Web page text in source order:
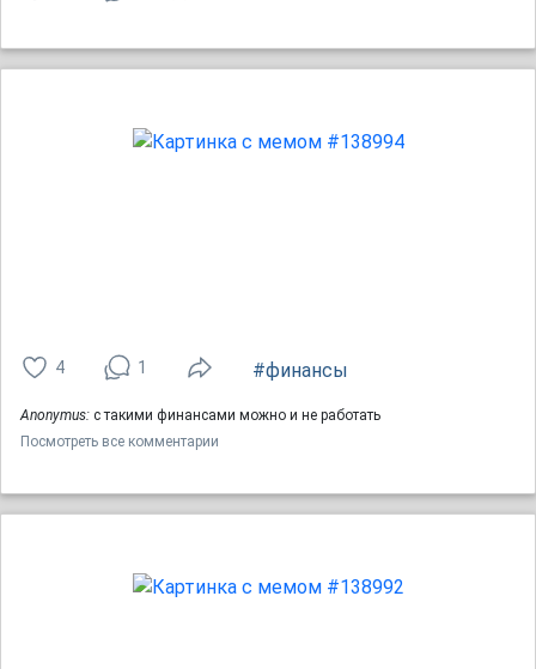
4 1 #финансы
Anonymus: с такими финансами можно и не работать
Посмотреть все комментарии